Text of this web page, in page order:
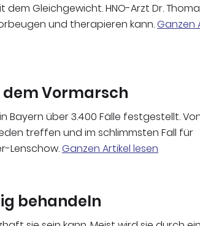
Gleichgewicht. HNO-Arzt Dr.
und therapieren kann.Ganzen
dem Vormarsch
über 3.400 Fälle festgestellt.
treffen und im schlimmsten Fall für
Lenschow.Ganzen Artikel lesen
behandeln